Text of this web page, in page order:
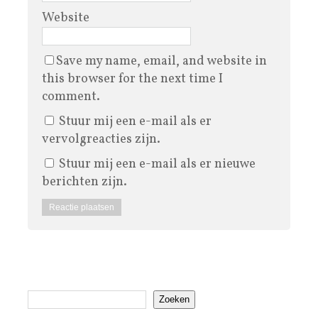
Website
Save my name, email, and website in
this browser for the next time I
comment.
Stuur mij een e-mail als er
vervolgreacties zijn.
Stuur mij een e-mail als er nieuwe
berichten zijn.
Zoeken